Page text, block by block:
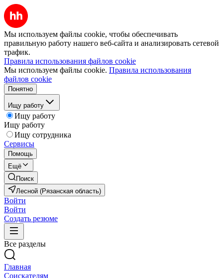
Мы используем файлы cookie, чтобы обеспечивать
правильную работу нашего веб-сайта и анализировать сетевой
трафик.
Правила использования файлов cookie
Мы используем файлы cookie. Правила использования
файлов cookie
Понятно
Ищу работу
Ищу работу
Ищу работу
Ищу сотрудника
Сервисы
Помощь
Ещё
Поиск
Лесной (Рязанская область)
Войти
Войти
Создать резюме
Все разделы
Главная
Соискателям